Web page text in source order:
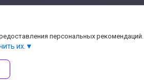
персональных рекомендаций.
их.